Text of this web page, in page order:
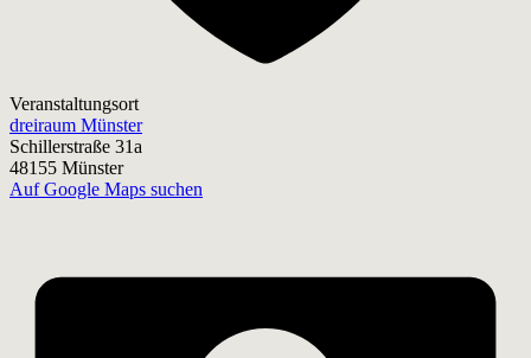
Veranstaltungsort
dreiraum Münster
Schillerstraße 31a
48155 Münster
Auf Google Maps suchen